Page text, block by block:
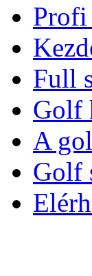
Profi
Full
Golf
A
Golf